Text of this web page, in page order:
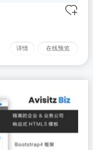
详情 在线预览